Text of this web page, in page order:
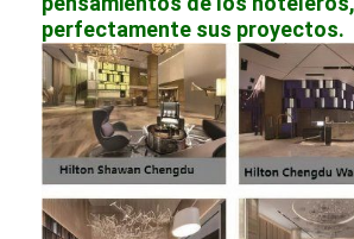
perfectamente sus proyectos.